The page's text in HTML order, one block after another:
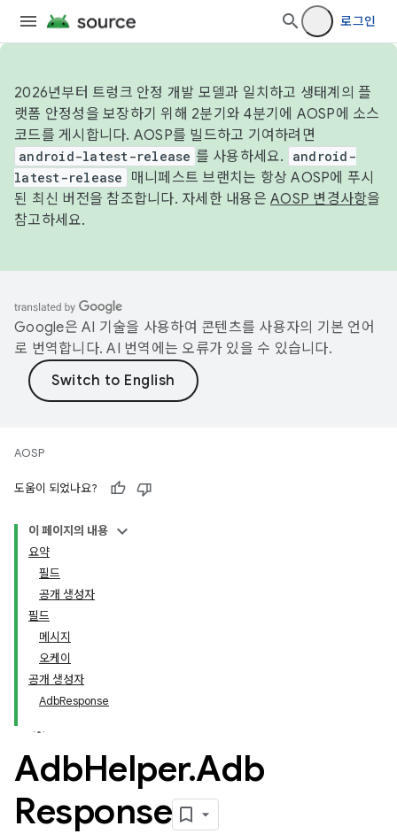
로그인
2026년부터 트렁크 안정 개발 모델과 일치하고 생태계의 플
랫폼 안정성을 보장하기 위해 2분기와 4분기에 AOSP에 소스
코드를 게시합니다. AOSP를 빌드하고 기여하려면
android-latest-release 를 사용하세요.
android-
latest-release
매니페스트 브랜치는 항상 AOSP에 푸시
된 최신 버전을 참조합니다. 자세한 내용은 AOSP 변경사항을
참고하세요.
Google은 AI 기술을 사용하여 콘텐츠를 사용자의 기본 언어
로 번역합니다. AI 번역에는 오류가 있을 수 있습니다.
AOSP
도움이 되었나요?
이 페이지의 내용
요약
필드
공개 생성자
필드
메시지
오케이
공개 생성자
AdbResponse
AdbHelper.Adb
Response